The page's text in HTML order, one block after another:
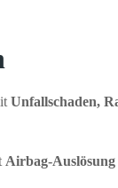
Unfallschaden,
Airbag-Auslösung